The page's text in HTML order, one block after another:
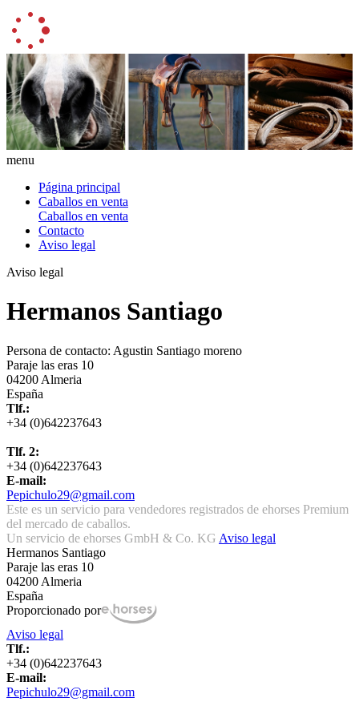
menu
Página principal
Caballos en venta
Caballos en venta
Contacto
Aviso legal
Aviso legal
Hermanos Santiago
Persona de contacto: Agustin Santiago moreno
Paraje las eras 10
04200 Almeria
España
Tlf.:
+34 (0)642237643
Tlf. 2:
+34 (0)642237643
E-mail:
Pepichulo29@gmail.com
Este es un servicio para vendedores registrados de ehorses Premium
del mercado de caballos.
Un servicio de ehorses GmbH & Co. KG Aviso legal
Hermanos Santiago
Paraje las eras 10
04200 Almeria
España
Proporcionado por
Aviso legal
Tlf.:
+34 (0)642237643
E-mail:
Pepichulo29@gmail.com